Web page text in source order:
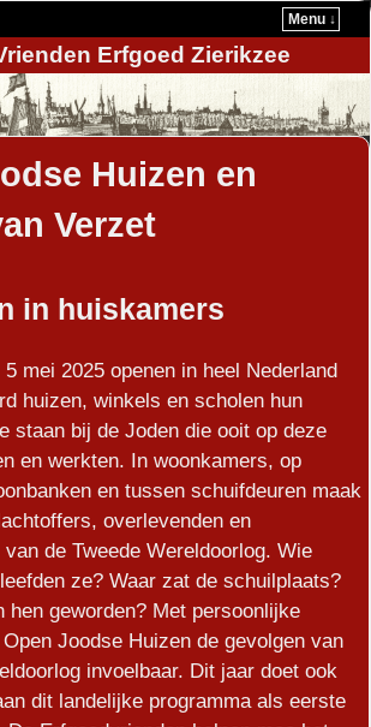
Menu ↓
Erfgoed Zierikzee
Huizen en
Verzet
in huiskamers
mei 2025 openen in heel Nederland
huizen, winkels en scholen hun
staan bij de Joden die ooit op deze
en werkten. In woonkamers, op
en tussen schuifdeuren maak
overlevenden en
de Tweede Wereldoorlog. Wie
ze? Waar zat de schuilplaats?
hen geworden? Met persoonlijke
Joodse Huizen de gevolgen van
invoelbaar. Dit jaar doet ook
dit landelijke programma als eerste